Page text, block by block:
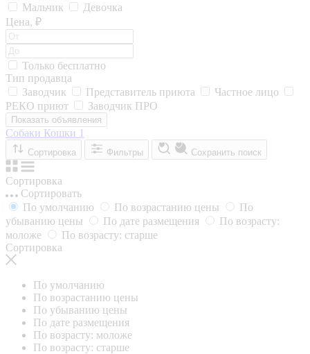
Мальчик
Девочка
Цена, ₽
Только бесплатно
Тип продавца
Заводчик
Представитель приюта
Частное лицо
РЕКО приют
Заводчик ПРО
Показать объявления
Собаки Кошки 1
Сортировка Фильтры Сохранить поиск
Сортировка
Сортировать
По умолчанию
По возрастанию цены
По
убыванию цены
По дате размещения
По возрасту:
моложе
По возрасту: старше
Сортировка
По умолчанию
По возрастанию цены
По убыванию цены
По дате размещения
По возрасту: моложе
По возрасту: старше